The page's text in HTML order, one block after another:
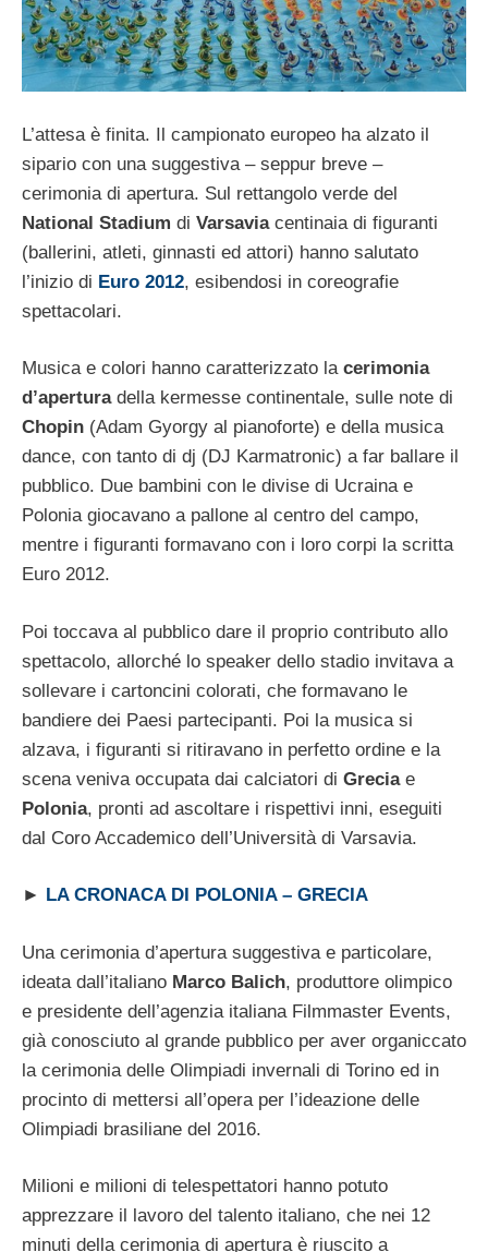
L’attesa è finita. Il campionato europeo ha alzato il
sipario con una suggestiva – seppur breve –
cerimonia di apertura. Sul rettangolo verde del
National Stadium di Varsaviacentinaia di figuranti
(ballerini, atleti, ginnasti ed attori) hanno salutato
l’inizio di Euro 2012, esibendosi in coreografie
spettacolari.
Musica e colori hanno caratterizzato la cerimonia
d’aperturadella kermesse continentale, sulle note di
Chopin (Adam Gyorgy al pianoforte) e della musica
dance, con tanto di dj (DJ Karmatronic) a far ballare il
pubblico. Due bambini con le divise di Ucraina e
Polonia giocavano a pallone al centro del campo,
mentre i figuranti formavano con i loro corpi la scritta
Euro 2012.
Poi toccava al pubblico dare il proprio contributo allo
spettacolo, allorché lo speaker dello stadio invitava a
sollevare i cartoncini colorati, che formavano le
bandiere dei Paesi partecipanti. Poi la musica si
alzava, i figuranti si ritiravano in perfetto ordine e la
scena veniva occupata dai calciatori di Greciae
Polonia, pronti ad ascoltare i rispettivi inni, eseguiti
dal Coro Accademico dell’Università di Varsavia.
► LA CRONACA DI POLONIA – GRECIA
Una cerimonia d’apertura suggestiva e particolare,
ideata dall’italiano Marco Balich, produttore olimpico
e presidente dell’agenzia italiana Filmmaster Events,
già conosciuto al grande pubblico per aver organiccato
la cerimonia delle Olimpiadi invernali di Torino ed in
procinto di mettersi all’opera per l’ideazione delle
Olimpiadi brasiliane del 2016.
Milioni e milioni di telespettatori hanno potuto
apprezzare il lavoro del talento italiano, che nei 12
minuti della cerimonia di apertura è riuscito a